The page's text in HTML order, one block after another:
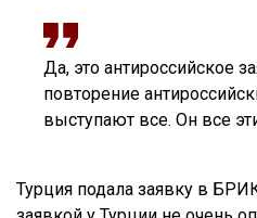
Да, это антироссийское
повторение
выступают все. Он все
Турция подала заявку в